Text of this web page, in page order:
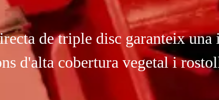
de triple disc garanteix
d'alta cobertura vegetal i